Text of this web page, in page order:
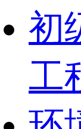
初
工